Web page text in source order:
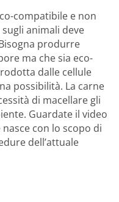
compatibile e non
animali deve
produrre
ma che sia eco-
dalle cellule
possibilità. La carne
di macellare gli
Guardate il video
con lo scopo di
dell’attuale